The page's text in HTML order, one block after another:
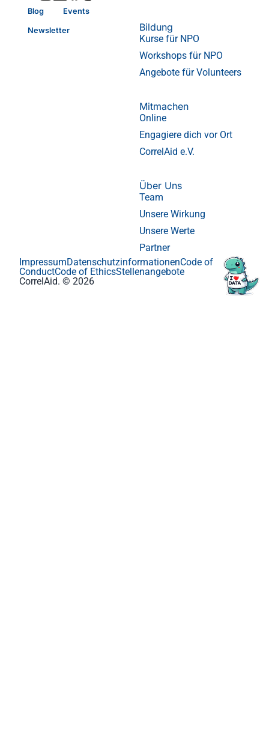
Blog Events
Newsletter Bildung
Kurse für NPO
Workshops für NPO
Angebote für Volunteers
Mitmachen
Online
Engagiere dich vor Ort
CorrelAid e.V.
Über Uns
Team
Unsere Wirkung
Unsere Werte
Partner
CorrelAid. © 2026
ImpressumDatenschutzinformationenCode of
ConductCode of EthicsStellenangebote